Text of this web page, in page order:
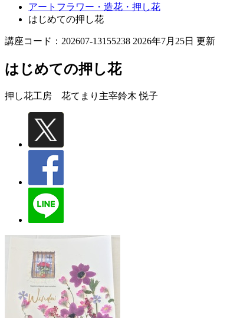
アートフラワー・造花・押し花
はじめての押し花
講座コード：202607-13155238 2026年7月25日 更新
はじめての押し花
押し花工房 花てまり主宰鈴木 悦子